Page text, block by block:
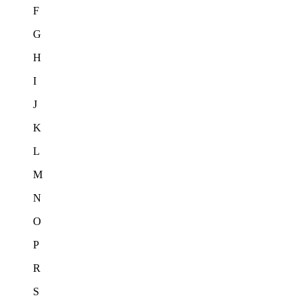
F
G
H
I
J
K
L
M
N
O
P
R
S